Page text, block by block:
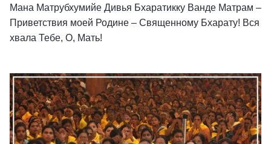
Мана Матрубхумийе Дивья Бхаратикку Ванде Матрам –
Приветствия моей Родине – Священному Бхарату! Вся
хвала Тебе, О, Мать!